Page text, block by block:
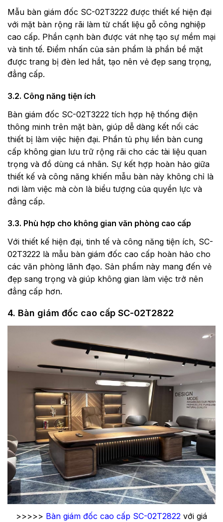
Mẫu bàn giám đốc SC-02T3222 được thiết kế hiện đại
với mặt bàn rộng rãi làm từ chất liệu gỗ công nghiệp
cao cấp. Phần cạnh bàn được vát nhẹ tạo sự mềm mại
và tinh tế. Điểm nhấn của sản phẩm là phần bề mặt
được trang bị đèn led hắt, tạo nên vẻ đẹp sang trọng,
đẳng cấp.
3.2. Công năng tiện ích
Bàn giám đốc SC-02T3222 tích hợp hệ thống điện
thông minh trên mặt bàn, giúp dễ dàng kết nối các
thiết bị làm việc hiện đại. Phần tủ phụ liền bàn cung
cấp không gian lưu trữ rộng rãi cho các tài liệu quan
trọng và đồ dùng cá nhân. Sự kết hợp hoàn hảo giữa
thiết kế và công năng khiến mẫu bàn này không chỉ là
nơi làm việc mà còn là biểu tượng của quyền lực và
đẳng cấp.
3.3. Phù hợp cho không gian văn phòng cao cấp
Với thiết kế hiện đại, tinh tế và công năng tiện ích, SC-
02T3222 là mẫu bàn giám đốc cao cấp hoàn hảo cho
các văn phòng lãnh đạo. Sản phẩm này mang đến vẻ
đẹp sang trọng và giúp không gian làm việc trở nên
đẳng cấp hơn.
4. Bàn giám đốc cao cấp SC-02T2822
>>>>> Bàn giám đốc cao cấp SC-02T2822 với giá